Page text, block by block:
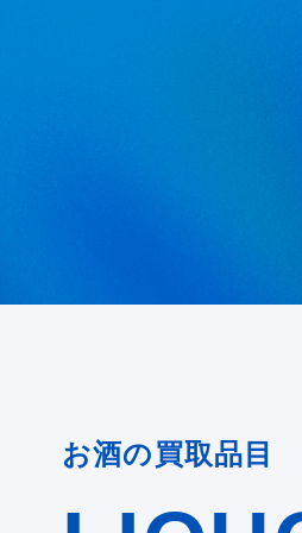
お酒の買取品目